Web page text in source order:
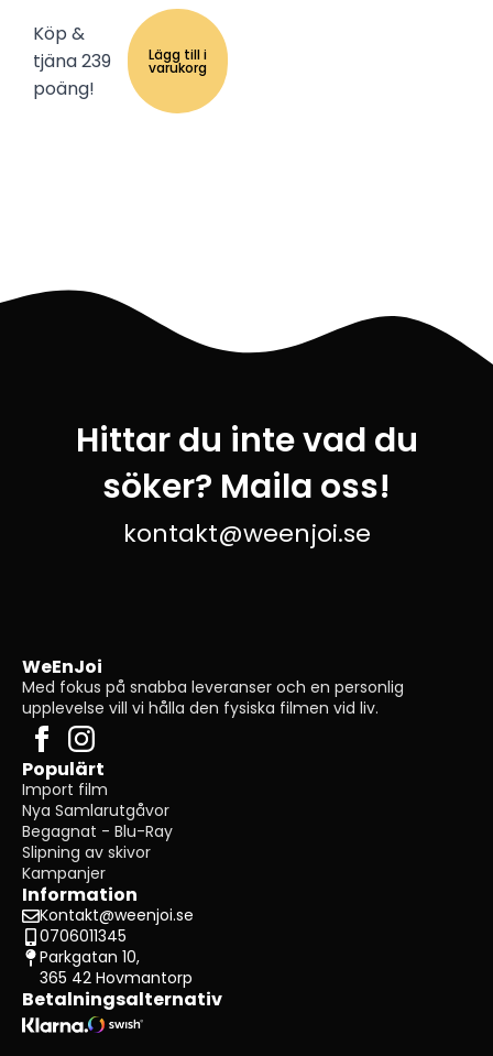
Köp &
tjäna 239
poäng!
Lägg till i
varukorg
Hittar du inte vad du
söker? Maila oss!
kontakt@weenjoi.se
WeEnJoi
Med fokus på snabba leveranser och en personlig
upplevelse vill vi hålla den fysiska filmen vid liv.
Populärt
Import film
Nya Samlarutgåvor
Begagnat - Blu-Ray
Slipning av skivor
Kampanjer
Information
Kontakt@weenjoi.se
0706011345
Parkgatan 10,
365 42 Hovmantorp
Betalningsalternativ